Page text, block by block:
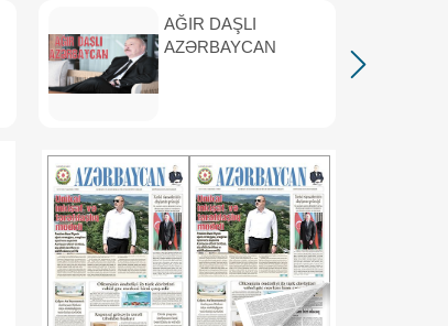
AĞIR DAŞLI
AZƏRBAYCAN